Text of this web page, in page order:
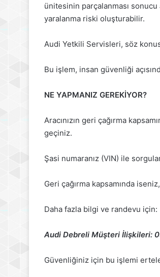
ünitesinin parçalanması
yaralanma riski oluşturabilir.
Audi Yetkili Servisleri, söz
Bu işlem, insan güvenliği
NE YAPMANIZ GEREKİYOR?
Aracınızın geri çağırma
geçiniz.
Şasi numaranız (VIN) ile
Geri çağırma kapsamında
Daha fazla bilgi ve randevu için:
Audi Debreli Müşteri İlişkileri:
Güvenliğiniz için bu işlemi